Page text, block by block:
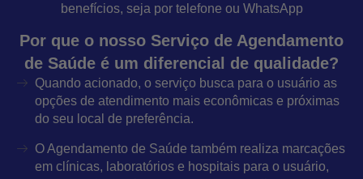
benefícios, seja por telefone ou WhatsApp
Por que o nosso Serviço de Agendamento
de Saúde é um diferencial de qualidade?
Quando acionado, o serviço busca para o usuário as
opções de atendimento mais econômicas e próximas
do seu local de preferência.
O Agendamento de Saúde também realiza marcações
em clínicas, laboratórios e hospitais para o usuário,